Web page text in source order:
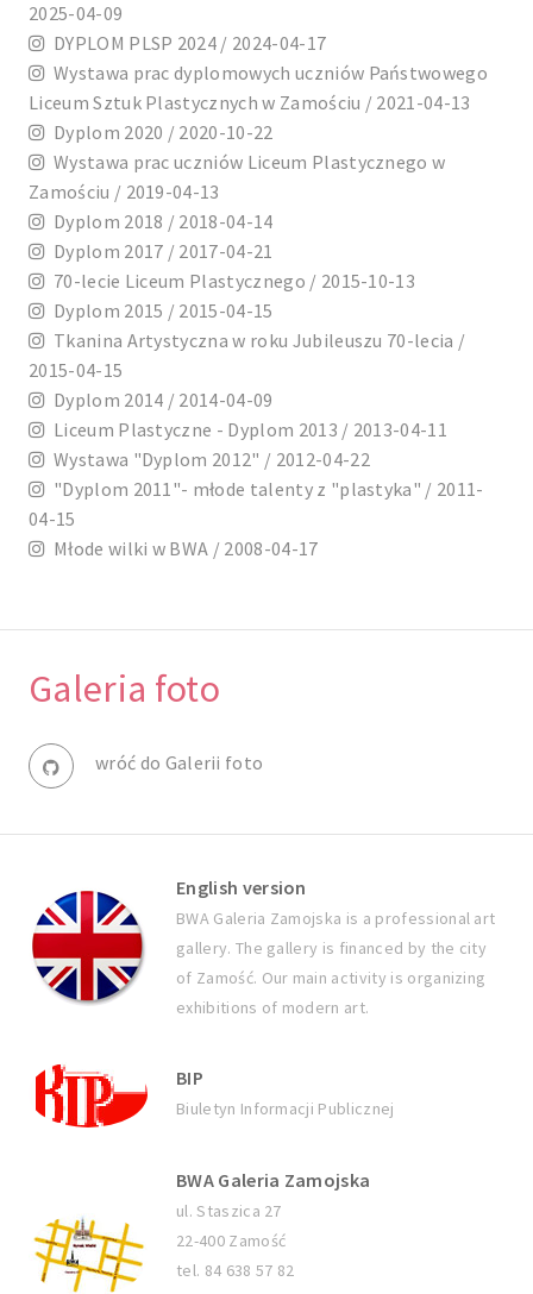
2025-04-09
DYPLOM PLSP 2024 / 2024-04-17
Wystawa prac dyplomowych uczniów Państwowego
Liceum Sztuk Plastycznych w Zamościu / 2021-04-13
Dyplom 2020 / 2020-10-22
Wystawa prac uczniów Liceum Plastycznego w
Zamościu / 2019-04-13
Dyplom 2018 / 2018-04-14
Dyplom 2017 / 2017-04-21
70-lecie Liceum Plastycznego / 2015-10-13
Dyplom 2015 / 2015-04-15
Tkanina Artystyczna w roku Jubileuszu 70-lecia /
2015-04-15
Dyplom 2014 / 2014-04-09
Liceum Plastyczne - Dyplom 2013 / 2013-04-11
Wystawa "Dyplom 2012" / 2012-04-22
"Dyplom 2011"- młode talenty z "plastyka" / 2011-
04-15
Młode wilki w BWA / 2008-04-17
Galeria foto
wróć do Galerii foto
English version
BWA Galeria Zamojska is a professional art
gallery. The gallery is financed by the city
of Zamość. Our main activity is organizing
exhibitions of modern art.
BIP
Biuletyn Informacji Publicznej
BWA Galeria Zamojska
ul. Staszica 27
22-400 Zamość
tel. 84 638 57 82